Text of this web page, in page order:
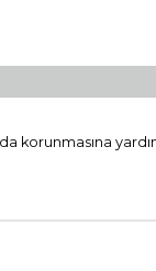
korunmasına